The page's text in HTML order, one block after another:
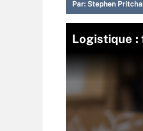
Par: Stephen
Logistique :